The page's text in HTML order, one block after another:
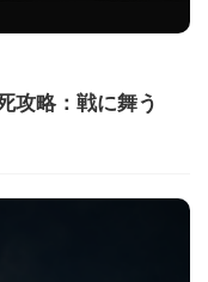
攻略：戦に舞う